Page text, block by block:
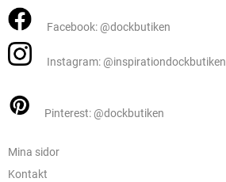
Facebook: @dockbutiken
Instagram: @inspirationdockbutiken
Pinterest: @dockbutiken
Mina sidor
Kontakt